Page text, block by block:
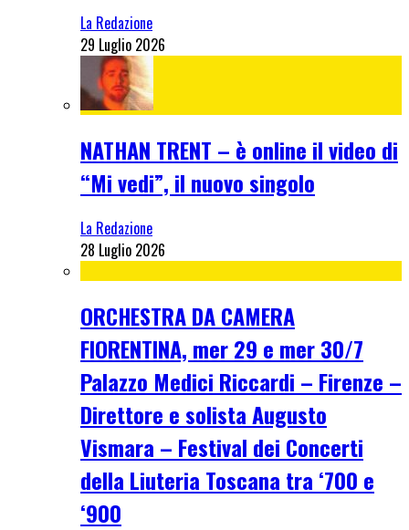
La Redazione
29 Luglio 2026
NATHAN TRENT – è online il video di
“Mi vedi”, il nuovo singolo
La Redazione
28 Luglio 2026
ORCHESTRA DA CAMERA
FIORENTINA, mer 29 e mer 30/7
Palazzo Medici Riccardi – Firenze –
Direttore e solista Augusto
Vismara – Festival dei Concerti
della Liuteria Toscana tra ‘700 e
‘900